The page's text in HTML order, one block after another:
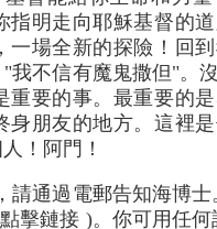
指明走向耶穌基督的
一場全新的探險！回
我不信有魔鬼撒但"。
重要的事。最重要的
身朋友的地方。這裡
！阿門！
請通過電郵告知海博
點擊鏈接 )。你可用任